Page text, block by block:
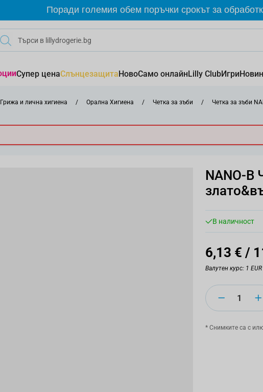
Поради големия обем поръчки срокът за
Супер ценаСлънцезащитаНовоСамо онлайнLilly ClubИгри
Грижа и лична хигиена / Орална Хигиена / Четка за зъби / Четка за зъби
NANO-B
В наличност
6,13 € /
Валутен курс: 1
* Снимките са с